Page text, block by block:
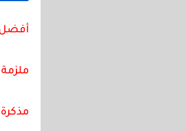
أفضل
ملزمة
مذكرة